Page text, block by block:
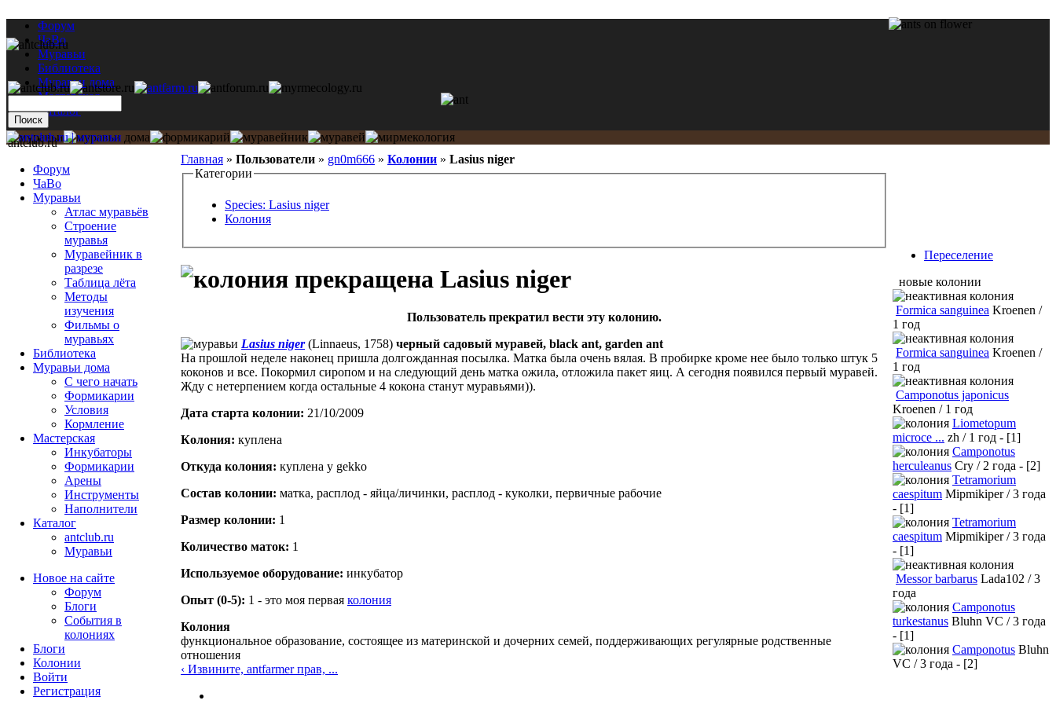
Форум
ЧаВо
Муравьи
Библиотека
Муравьи дома
Мастерская
Каталог
Главная » Пользователи » gn0m666 » Колонии » Lasius niger
Категории
Species: Lasius niger
Колония
Lasius niger
Пользователь прекратил вести эту колонию.
Lasius niger(Linnaeus, 1758) черный садовый муравей, black ant, garden ant
На прошлой неделе наконец пришла долгожданная посылка. Матка была очень вялая. В пробирке кроме нее было только штук 5
коконов и все. Покормил сиропом и на следующий день матка ожила, отложила пакет яиц. А сегодня появился первый муравей.
Жду с нетерпением когда остальные 4 кокона станут муравьями)).
Дата старта кoлонии: 21/10/2009
Кoлония: куплена
Откуда кoлония: куплена у gekko
Состав кoлонии: матка, расплод - яйца/личинки, расплод - куколки, первичные рабочие
Размер кoлонии: 1
Количество маток: 1
Используемое оборудование: инкубатор
Опыт (0-5): 1 - это моя первая колония
Колония
функциональное образование, состоящее из материнской и дочерних семей, поддерживающих регулярные родственные
отношения
‹ Извините, antfarmer прав, ...
antclub.ru
Форум
ЧаВо
Муравьи
Атлас муравьёв
Строение
муравья
Муравейник в
разрезе
Таблица лёта
Методы
изучения
Фильмы о
муравьях
Библиотека
Муравьи дома
С чего начать
Формикарии
Условия
Кормление
Мастерская
Инкубаторы
Формикарии
Арены
Инструменты
Наполнители
Каталог
antclub.ru
Муравьи
Новое на сайте
Форум
Блоги
События в
колониях
Блоги
Колонии
Войти
Peгиcтpaция
Переселение
новые колонии
Formica sanguinea Kroenen /
1 год
Formica sanguinea Kroenen /
1 год
Camponotus japonicus
Kroenen / 1 год
Liometopum
microce ... zh / 1 год - [1]
Camponotus
herculeanus Cry / 2 года - [2]
Tetramorium
caespitum Mipmikiper / 3 года
- [1]
Tetramorium
caespitum Mipmikiper / 3 года
- [1]
Messor barbarus Lada102 / 3
года
Camponotus
turkestanus Bluhn VC / 3 года
- [1]
Camponotus Bluhn
VC / 3 года - [2]